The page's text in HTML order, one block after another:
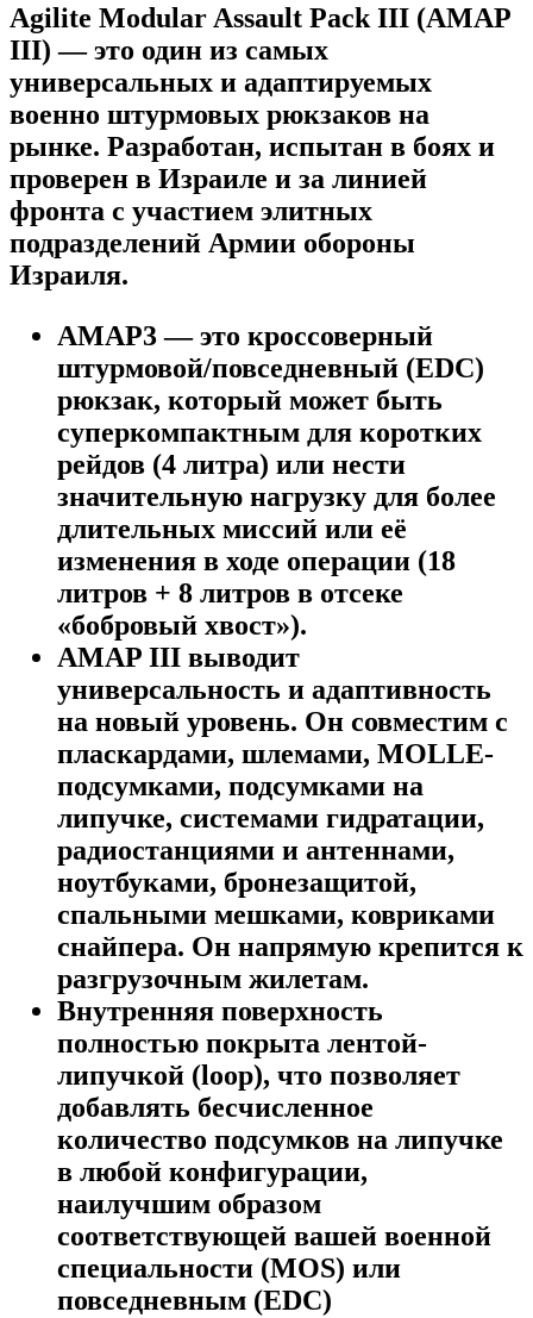
Agilite Modular Assault Pack III (AMAP
III) — это один из самых
универсальных и адаптируемых
военно штурмовых рюкзаков на
рынке. Разработан, испытан в боях и
проверен в Израиле и за линией
фронта с участием элитных
подразделений Армии обороны
Израиля.
AMAP3 — это кроссоверный
штурмовой/повседневный (EDC)
рюкзак, который может быть
суперкомпактным для коротких
рейдов (4 литра) или нести
значительную нагрузку для более
длительных миссий или её
изменения в ходе операции (18
литров + 8 литров в отсеке
«бобровый хвост»).
AMAP III выводит
универсальность и адаптивность
на новый уровень. Он совместим с
пласкардами, шлемами, MOLLE-
подсумками, подсумками на
липучке, системами гидратации,
радиостанциями и антеннами,
ноутбуками, бронезащитой,
спальными мешками, ковриками
снайпера. Он напрямую крепится к
разгрузочным жилетам.
Внутренняя поверхность
полностью покрыта лентой-
липучкой (loop), что позволяет
добавлять бесчисленное
количество подсумков на липучке
в любой конфигурации,
наилучшим образом
соответствующей вашей военной
специальности (MOS) или
повседневным (EDC)